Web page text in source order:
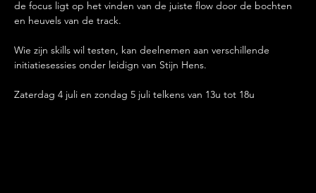
de focus ligt op het vinden van de juiste flow door de bochten
en heuvels van de track.
Wie zijn skills wil testen, kan deelnemen aan verschillende
initiatiesessies onder leidign van Stijn Hens.
Zaterdag 4 juli en zondag 5 juli telkens van 13u tot 18u